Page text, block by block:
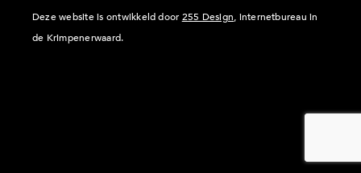
Deze website is ontwikkeld door 255 Design, internetbureau in
de Krimpenerwaard.